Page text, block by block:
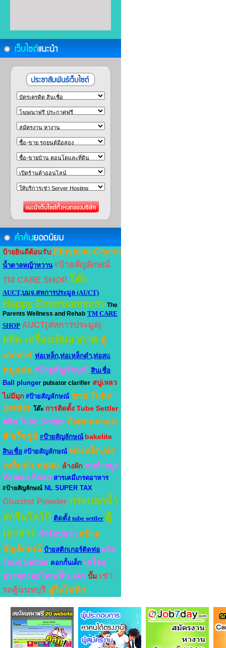
ป้ายยินดีต้อนรับ Ethylene Glycol
น้ำตาลหญ้าหวาน #ป้ายสัญลักษณ์
TM CARE SHOP โต๊ะ
AUCT,บมจ.สหการประมูล (AUCT)
Happy Entertainment The
Parents Wellness and Rehab TM CARE
SHOP AUCT(สหการประมูล)
ผลิต เครื่องเติมอากาศ ตู้
เอกสาร ท่อเหล็ก,ท่อเหล็กดำ,ท่อสแ
หมูแผ่น #ป้ายสัญลักษณ์ สินเชื่อ
Ball plunger pulsator clarifier สบู่เหลว
ไม่มีมุก #ป้ายสัญลักษณ์ ขาย Tube
Settler โต๊ะ การติดตั้ง Tube Settler
ผลิต Tube Settler ถังตกตะกอน
สำเร็จรูป #ป้ายสัญลักษณ์ bakelite
สินเชื่อ #ป้ายสัญลักษณ์ ท่อเหล็ก,ท่อ
เหล็กดำ,ท่อสแ ล้างผัก ขนย้ายบูธ
Vipada Soap สารเคมีเกรดอาหาร
#ป้ายสัญลักษณ์ NL SUPER TAX
Glucitol Powder กระบอกน้ำ
สกรีนโลโก้ ติดตั้ง tube settler ตู้
เอกสาร กำจัดปลวก #ป้าย
สัญลักษณ์ ป้ายสติกเกอร์ติดท่อ ผลิต
Tube Settler คอกกั้นเด็ก เครื่อง
บรรจุถุงออโตเมชั่น, เคร ปั๊ม เช่า
รถตู้นนทบุรี ลู่วิ่งไฟฟ้า